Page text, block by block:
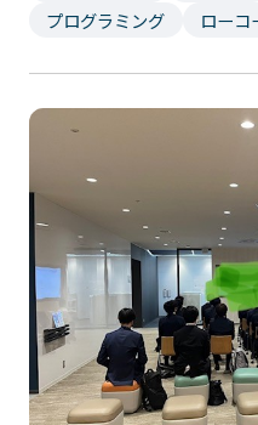
プログラミング
ローコ